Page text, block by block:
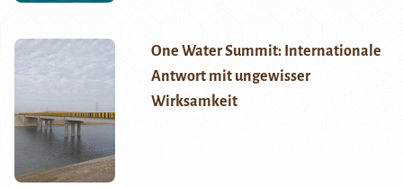
One Water Summit: Internationale
Antwort mit ungewisser
Wirksamkeit